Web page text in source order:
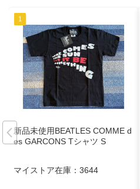
新品未使用BEATLES COMME d
es GARCONS Tシャツ S
マイストア在庫： 3644